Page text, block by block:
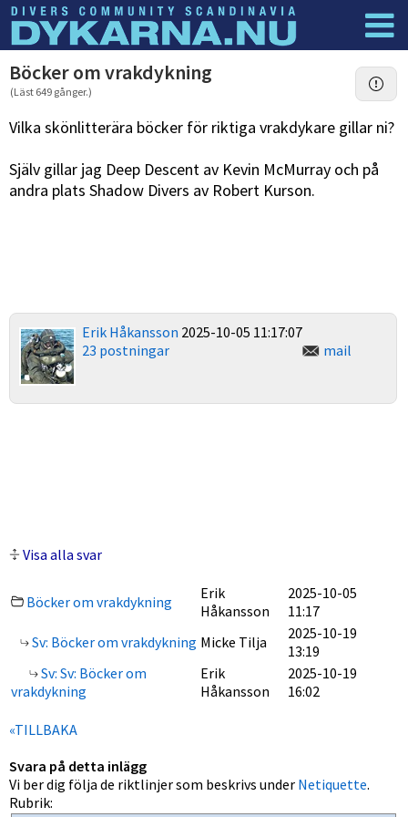
Dyknyheter Logga in
Böcker om vrakdykning
(Läst 649 gånger.)
Vilka skönlitterära böcker för riktiga vrakdykare gillar ni?
Själv gillar jag Deep Descent av Kevin McMurray och på
andra plats Shadow Divers av Robert Kurson.
Erik Håkansson 2025-10-05 11:17:07
23 postningar
mail
Visa alla svar
Böcker om vrakdykning
Erik
Håkansson
2025-10-05
11:17
Sv: Böcker om vrakdykning Micke Tilja
2025-10-19
13:19
Sv: Sv: Böcker om
vrakdykning
Erik
Håkansson
2025-10-19
16:02
«TILLBAKA
Svara på detta inlägg
Vi ber dig följa de riktlinjer som beskrivs under Netiquette.
Rubrik: